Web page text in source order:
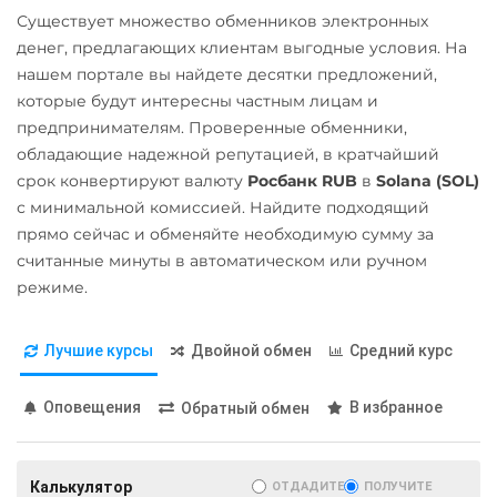
ONDO
Optimism (OP)
PancakeSwap (CAKE)
Pax Dollar (USDP)
ERC20
Pol (ex-MATIC)
Ravencoin (RVN)
Ripple (XRP)
МТС Банк RUB
Открытие RUB
ОТП Банк
RUB
Ощадбанк UAH
Приват24
USD
ПУМБ UAH
Райффайзен
RUB UAH
РНКБ RUB
Qtum
Ravencoin (RVN)
Ripple (XRP)
Shib
BEP20
Solana (SOL) ×
StableUSD (USDS)
Sui
Terra (LUNA)
Terra Classic (LUNC)
Tether (USDT)
Карта UZCARD UZS
Карта МИР RUB
Любой банк
USD EUR KZT
CNY
THB
JPY TRY
BYN
CAD
HKD INR
VND
AED
GEL IDR
NZD
KRW
PKR RON
Открытие RUB
UAH
Почта Банк RUB
Существует множество обменников электронных
денег, предлагающих клиентам выгодные условия. На
нашем портале вы найдете десятки предложений,
которые будут интересны частным лицам и
предпринимателям. Проверенные обменники,
обладающие надежной репутацией, в кратчайший
срок конвертируют валюту Росбанк RUB в Solana (SOL)
с минимальной комиссией. Найдите подходящий
прямо сейчас и обменяйте необходимую сумму за
считанные минуты в автоматическом или ручном
режиме.
Лучшие курсы Двойной обмен Средний курс
Оповещения Обратный обмен В избранное
Калькулятор ОТДАДИТЕ ПОЛУЧИТЕ